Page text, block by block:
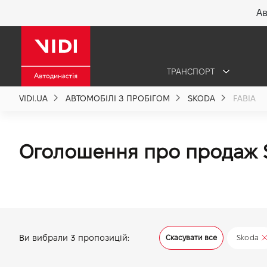
ТРАНСПОРТ
VIDI.UA АВТОМОБІЛІ З ПРОБІГОМ SKODA FABIA
Оголошення про продаж
Ви вибрали 3 пропозицій: Скасувати все Skoda
Про компанію
Вакансії